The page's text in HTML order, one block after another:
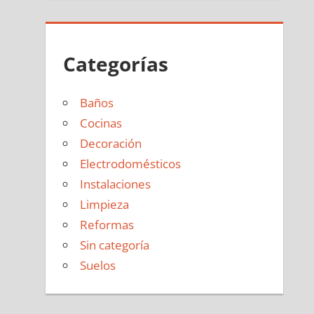
Categorías
Baños
Cocinas
Decoración
Electrodomésticos
Instalaciones
Limpieza
Reformas
Sin categoría
Suelos